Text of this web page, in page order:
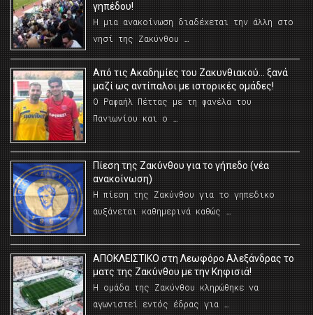
γηπέδου!
Η μια ανακοίνωση διαδέχεται την άλλη στο
νησί της Ζακύνθου …
Από τις Ακαδημίες του Ζακυνθιακού… ξανά
μαζί ως αντίπαλοι με ιστορικές ομάδες!
Ο Ραφαήλ Πέττας με τη φανέλα του
Πανιωνίου και ο …
Πίεση της Ζακύνθου για το γήπεδο (νέα
ανακοίνωση)
Η πίεση της Ζακύνθου για το γηπεδικο
αυξάνεται καθημερινά καθώς …
AΠΟΚΛΕΙΣΤΙΚΟ στη Λεωφόρο Αλεξάνδρας το
ματς της Ζακύνθου με την Κηφισιά!
Η ομάδα της Ζακύνθου κληρώθηκε να
αγωνιστεί εντός έδρας για …